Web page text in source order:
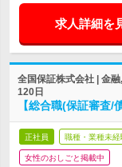
求人詳細を
全国保証株式会社 | 金
120日
【総合職(保証審査/
正社員 職種・業種未経
女性のおしごと掲載中